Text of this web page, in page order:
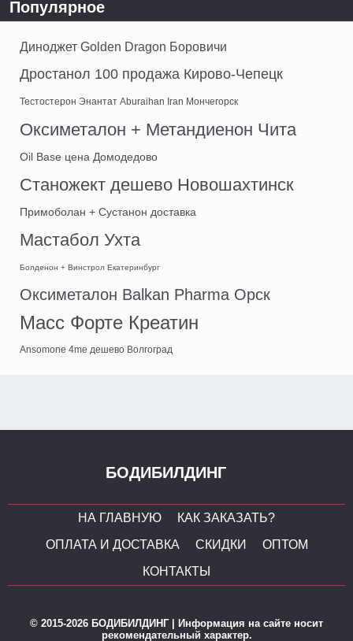
Популярное
Диноджет Golden Dragon Боровичи
Дростанол 100 продажа Кирово-Чепецк
Тестостерон Энантат Aburaihan Iran Мончегорск
Оксиметалон + Метандиенон Чита
Oil Base цена Домодедово
Станожект дешево Новошахтинск
Примоболан + Сустанон доставка
Мастабол Ухта
Болденон + Винстрол Екатеринбург
Оксиметалон Balkan Pharma Орск
Масс Форте Креатин
Ansomone 4me дешево Волгоград
БОДИБИЛДИНГ
НА ГЛАВНУЮ
КАК ЗАКАЗАТЬ?
ОПЛАТА И ДОСТАВКА
СКИДКИ
ОПТОМ
КОНТАКТЫ
© 2015-2026 БОДИБИЛДИНГ | Информация на сайте носит
рекомендательный характер.